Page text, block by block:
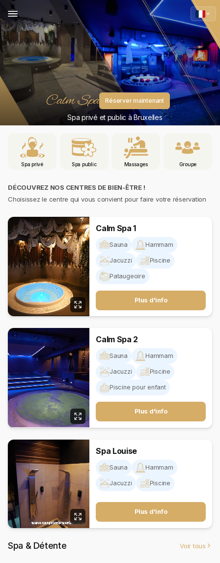
Calm Spa Réserver maintenant
Spa privé et public à Bruxelles
Spa privé Spa public Massages Groupe
DÉCOUVREZ NOS CENTRES DE BIEN-ÊTRE !
Choisissez le centre qui vous convient pour faire votre réservation
Calm Spa 1
Sauna Hammam
Jacuzzi Piscine
Pataugeoire
Plus d'info
Calm Spa 2
Sauna Hammam
Jacuzzi Piscine
Piscine pour enfant
Plus d'info
Spa Louise
Sauna Hammam
Jacuzzi Piscine
Plus d'info
Spa & Détente Voir tous